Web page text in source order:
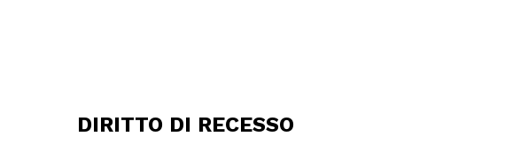
DIRITTO DI RECESSO